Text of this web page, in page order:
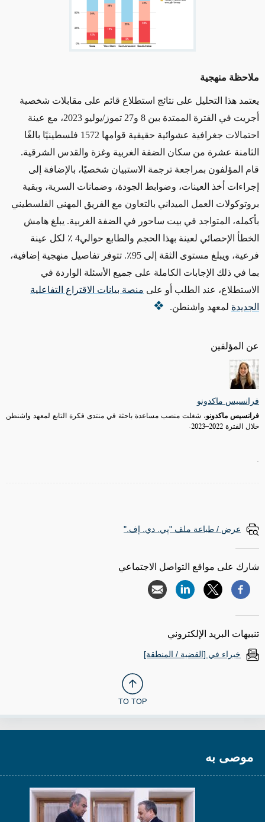
عن المؤلفين
فرانسيس ماكدونو
فرانسيس ماكدونو، شغلت منصب مساعدة باحثة في منتدى فكرة التابع لمعهد واشنطن
خلال الفترة 2022–2023
.
.
ملاحظة منهجية
يعتمد هذا التحليل على نتائج استطلاع قائم على مقابلات شخصية
أجريت في الفترة الممتدة بين 8 و27 تموز/يوليو 2023، مع عينة
احتمالات جغرافية عشوائية حقيقية قوامها 1572 فلسطينيًا بالغًا
الثامنة عشرة من سكان الضفة الغربية وغزة والقدس الشرقية.
قام المؤلفون بمراجعة ترجمة الاستبيان شخصيًا، بالإضافة إلى
إجراءات أخذ العينات، وضوابط الجودة، وضمانات السرية، وبقية
بروتوكولات العمل الميداني بالتعاون مع الفريق المهني الفلسطيني
بأكمله، المتواجد في بيت ساحور في الضفة الغربية. يبلغ هامش
الخطأ الإحصائي لعينة بهذا الحجم والطابع حوالي4 ٪ لكل عينة
فرعية، ويبلغ مستوى الثقة إلى 95٪. تتوفر تفاصيل منهجية إضافية،
بما في ذلك الإجابات الكاملة على جميع الأسئلة الواردة في
الاستطلاع، عند الطلب أو على منصة بيانات الاقتراع التفاعلية
الجديدة لمعهد واشنطن.
عرض / طباعة ملف "پي. دي. إف."
شارك على مواقع التواصل الاجتماعي
تنبيهات البريد الإلكتروني
خبراء في [القضية / المنطقة]
TO TOP
موصى به